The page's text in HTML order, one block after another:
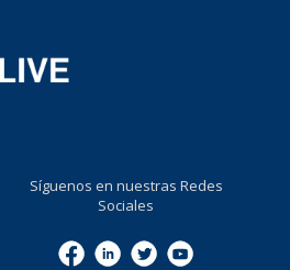
Síguenos en nuestras Redes
Sociales